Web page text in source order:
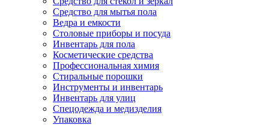
Средство для мытья пола
Ведра и емкости
Столовые приборы и посуда
Инвентарь для пола
Косметические средства
Профессиональная химия
Стиральные порошки
Инструменты и инвентарь
Инвентарь для улиц
Спецодежда и медизделия
Упаковка